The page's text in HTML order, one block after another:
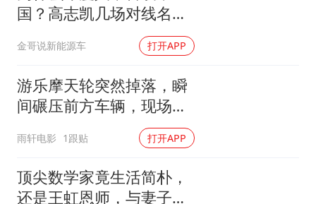
国？高志凯几场对线名场
金哥说新能源车 打开APP
游乐摩天轮突然掉落，瞬
间碾压前方车辆，现场状
雨轩电影 1跟贴 打开APP
顶尖数学家竟生活简朴，
还是王虹恩师，与妻子合